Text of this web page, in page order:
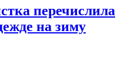
перечислила
на зиму